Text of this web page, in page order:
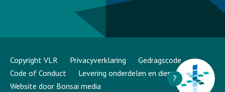
Copyright VLR Privacyverklaring
Gedragscode
Code of Conduct
Levering onderdelen en diensten
Website door Bonsai media
?